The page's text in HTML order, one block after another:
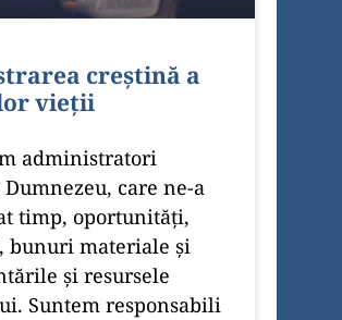
creștină a
vieții
administratori
care ne-a
timp, oportunităţi,
bunuri materiale şi
şi resursele
Suntem responsabili